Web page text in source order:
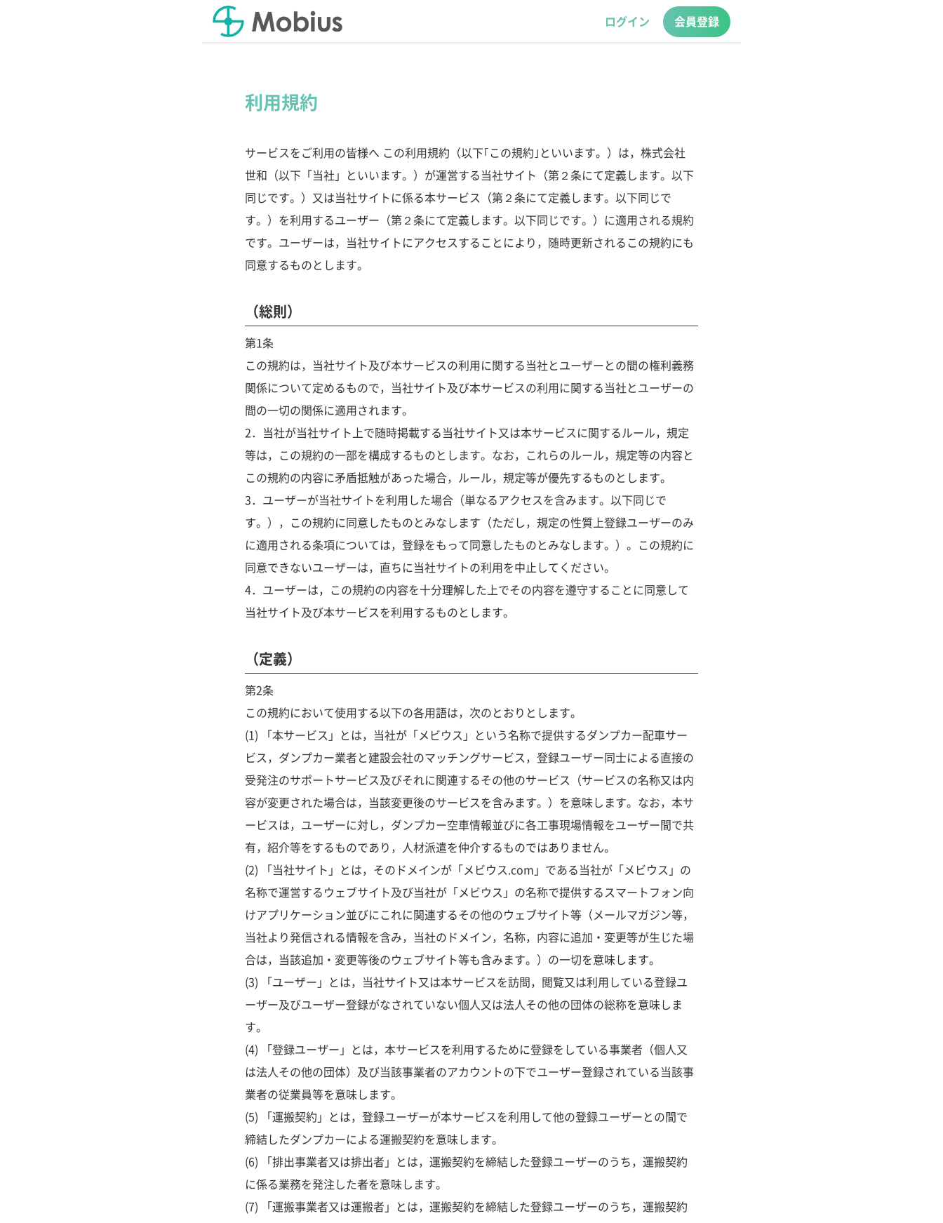
ログイン 会員登録
利用規約
サービスをご利用の皆様へ この利用規約（以下｢この規約｣といいます。）は，株式会社
世和（以下「当社」といいます。）が運営する当社サイト（第２条にて定義します。以下
同じです。）又は当社サイトに係る本サービス（第２条にて定義します。以下同じで
す。）を利用するユーザー（第２条にて定義します。以下同じです。）に適用される規約
です。ユーザーは，当社サイトにアクセスすることにより，随時更新されるこの規約にも
同意するものとします。
（総則）
第1条
この規約は，当社サイト及び本サービスの利用に関する当社とユーザーとの間の権利義務
関係について定めるもので，当社サイト及び本サービスの利用に関する当社とユーザーの
間の一切の関係に適用されます。
2．当社が当社サイト上で随時掲載する当社サイト又は本サービスに関するルール，規定
等は，この規約の一部を構成するものとします。なお，これらのルール，規定等の内容と
この規約の内容に矛盾抵触があった場合，ルール，規定等が優先するものとします。
3．ユーザーが当社サイトを利用した場合（単なるアクセスを含みます。以下同じで
す。），この規約に同意したものとみなします（ただし，規定の性質上登録ユーザーのみ
に適用される条項については，登録をもって同意したものとみなします。）。この規約に
同意できないユーザーは，直ちに当社サイトの利用を中止してください。
4．ユーザーは，この規約の内容を十分理解した上でその内容を遵守することに同意して
当社サイト及び本サービスを利用するものとします。
（定義）
第2条
この規約において使用する以下の各用語は，次のとおりとします。
(1) 「本サービス」とは，当社が「メビウス」という名称で提供するダンプカー配車サー
ビス，ダンプカー業者と建設会社のマッチングサービス，登録ユーザー同士による直接の
受発注のサポートサービス及びそれに関連するその他のサービス（サービスの名称又は内
容が変更された場合は，当該変更後のサービスを含みます。）を意味します。なお，本サ
ービスは，ユーザーに対し，ダンプカー空車情報並びに各工事現場情報をユーザー間で共
有，紹介等をするものであり，人材派遣を仲介するものではありません。
(2) 「当社サイト」とは，そのドメインが「メビウス.com」である当社が「メビウス」の
名称で運営するウェブサイト及び当社が「メビウス」の名称で提供するスマートフォン向
けアプリケーション並びにこれに関連するその他のウェブサイト等（メールマガジン等，
当社より発信される情報を含み，当社のドメイン，名称，内容に追加・変更等が生じた場
合は，当該追加・変更等後のウェブサイト等も含みます。）の一切を意味します。
(3) 「ユーザー」とは，当社サイト又は本サービスを訪問，閲覧又は利用している登録ユ
ーザー及びユーザー登録がなされていない個人又は法人その他の団体の総称を意味しま
す。
(4) 「登録ユーザー」とは，本サービスを利用するために登録をしている事業者（個人又
は法人その他の団体）及び当該事業者のアカウントの下でユーザー登録されている当該事
業者の従業員等を意味します。
(5) 「運搬契約」とは，登録ユーザーが本サービスを利用して他の登録ユーザーとの間で
締結したダンプカーによる運搬契約を意味します。
(6) 「排出事業者又は排出者」とは，運搬契約を締結した登録ユーザーのうち，運搬契約
に係る業務を発注した者を意味します。
(7) 「運搬事業者又は運搬者」とは，運搬契約を締結した登録ユーザーのうち，運搬契約